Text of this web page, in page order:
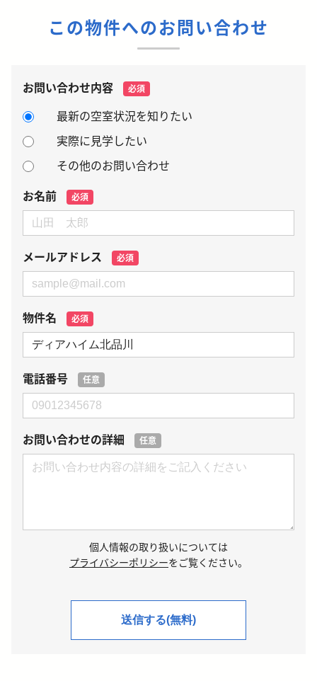
この物件へのお問い合わせ
お問い合わせ内容 必須
最新の空室状況を知りたい
実際に見学したい
その他のお問い合わせ
お名前
必須
メールアドレス 必須
物件名 必須
電話番号 任意
お問い合わせの詳細 任意
個人情報の取り扱いについては
プライバシーポリシーをご覧ください。